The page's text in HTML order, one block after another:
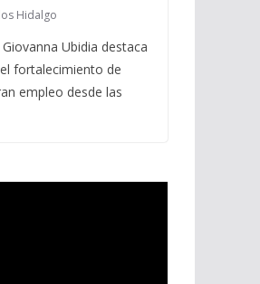
Hidalgo
Ubidia destaca
fortalecimiento de
empleo desde las